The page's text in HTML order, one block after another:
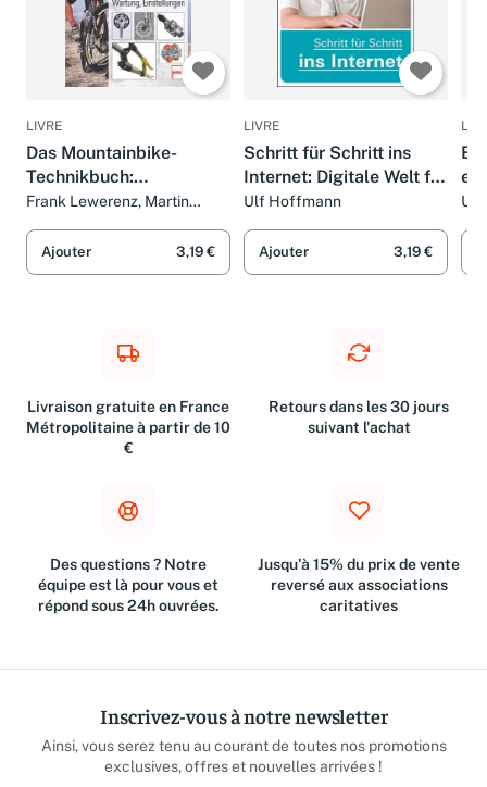
LIVRE
Das Mountainbike-
Technikbuch:
Materialien, Technik,
Frank Lewerenz, Martin
Ajouter 3,19 €
LIVRE
Schritt für Schritt ins
Internet: Digitale Welt für
Einsteiger
Ulf Hoffmann
Ajouter 3,19 €
Ulf
Livraison gratuite en France
Métropolitaine à partir de 10
€
Retours dans les 30 jours
suivant l'achat
Des questions ? Notre
équipe est là pour vous et
répond sous 24h ouvrées.
Jusqu'à 15% du prix de vente
reversé aux associations
caritatives
Inscrivez-vous à notre newsletter
Ainsi, vous serez tenu au courant de toutes nos promotions
exclusives, offres et nouvelles arrivées !